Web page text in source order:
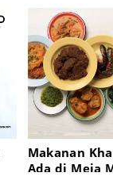
Makanan
Ada di Meja